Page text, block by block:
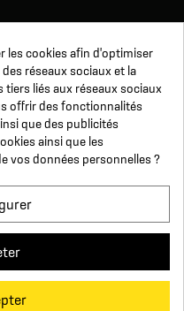
LinkedIn
Paiement sécurisé
Click For Foot x
les cookies afin d'optimiser
réseaux sociaux et la
tiers liés aux réseaux sociaux
offrir des fonctionnalités
que des publicités
ainsi que les
vos données personnelles ?